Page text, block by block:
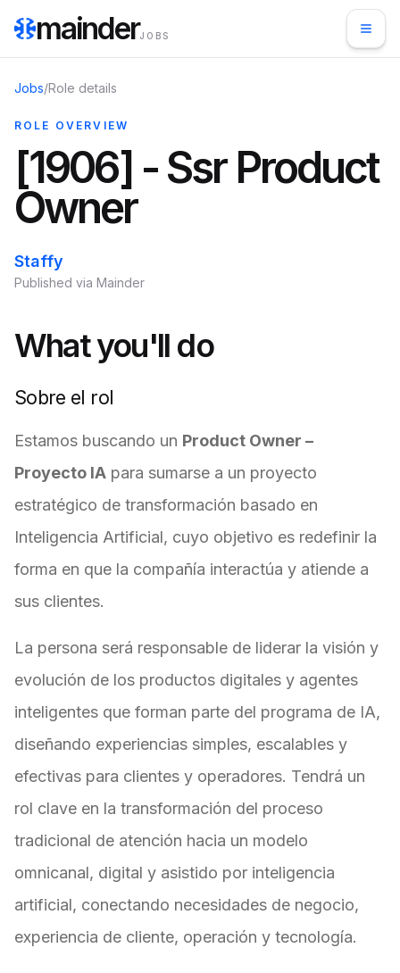
mainderJOBS
Jobs/Role details
ROLE OVERVIEW
[1906] - Ssr Product
Owner
Staffy
Published via Mainder
What you'll do
Sobre el rol
Estamos buscando un Product Owner –
Proyecto IA para sumarse a un proyecto
estratégico de transformación basado en
Inteligencia Artificial, cuyo objetivo es redefinir la
forma en que la compañía interactúa y atiende a
sus clientes.
La persona será responsable de liderar la visión y
evolución de los productos digitales y agentes
inteligentes que forman parte del programa de IA,
diseñando experiencias simples, escalables y
efectivas para clientes y operadores. Tendrá un
rol clave en la transformación del proceso
tradicional de atención hacia un modelo
omnicanal, digital y asistido por inteligencia
artificial, conectando necesidades de negocio,
experiencia de cliente, operación y tecnología.